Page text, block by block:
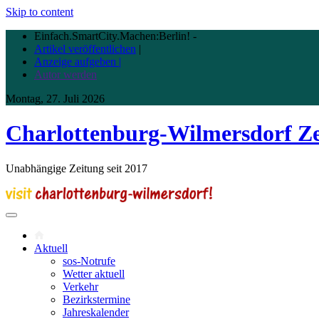
Skip to content
Einfach.SmartCity.Machen:Berlin! -
Artikel veröffentlichen |
Anzeige aufgeben |
Autor werden
Montag, 27. Juli 2026
Charlottenburg-Wilmersdorf
Unabhängige Zeitung seit 2017
Aktuell
sos-Notrufe
Wetter aktuell
Verkehr
Bezirkstermine
Jahreskalender